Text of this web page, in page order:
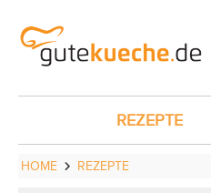
REZEPTE
HOME REZEPTE